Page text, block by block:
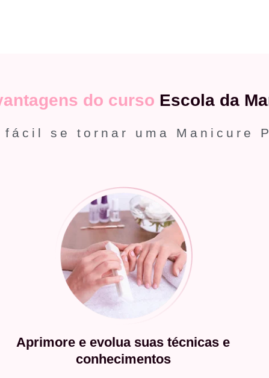
do curso Escola da
fácil se tornar uma Manicure
Aprimore e evolua suas técnicas e
conhecimentos